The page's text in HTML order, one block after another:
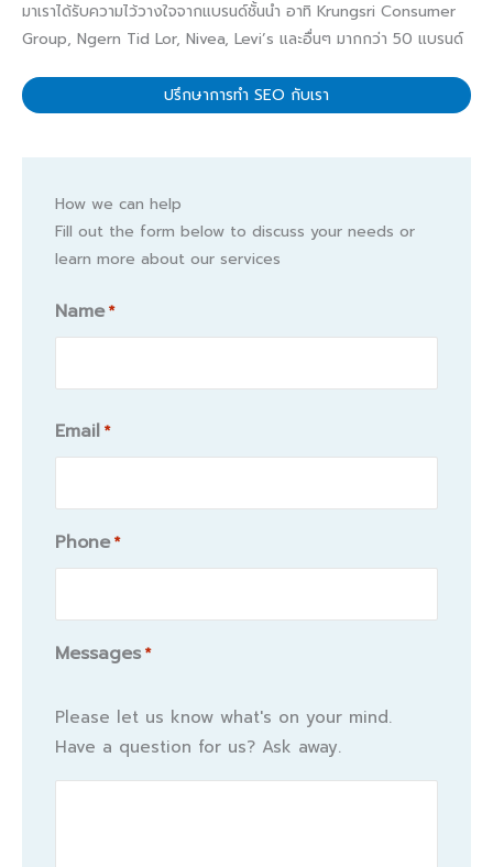
มาเราได้รับความไว้วางใจจากแบรนด์ชั้นนำ อาทิ Krungsri Consumer
Group, Ngern Tid Lor, Nivea, Levi’s และอื่นๆ มากกว่า 50 แบรนด์
ปรึกษาการทำ SEO กับเรา
How we can help
Fill out the form below to discuss your needs or
learn more about our services
Name *
Name
Email *
Phone *
Messages *
Please let us know what's on your mind.
Have a question for us? Ask away.